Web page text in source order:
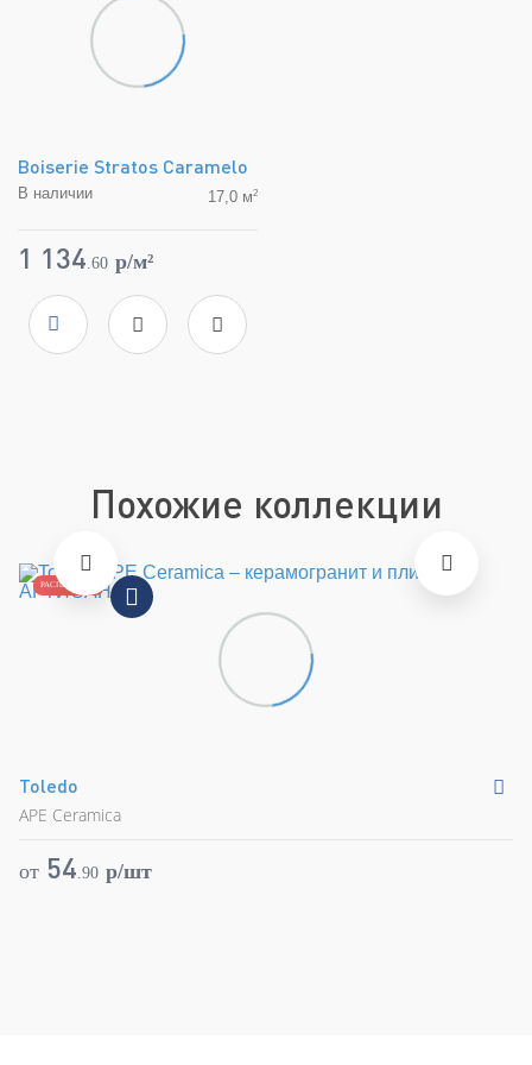
Boiserie Stratos Caramelo
В наличии 17,0 м2
Фабрика
Страна
Испания
Размер
29.5x90
Цвет
бежевый
Поверхность
матовая
1 134.60 p/м²
Похожие коллекции
РАСПРОДАЖА
Toledo
APE Ceramica
от 54.90 p/шт